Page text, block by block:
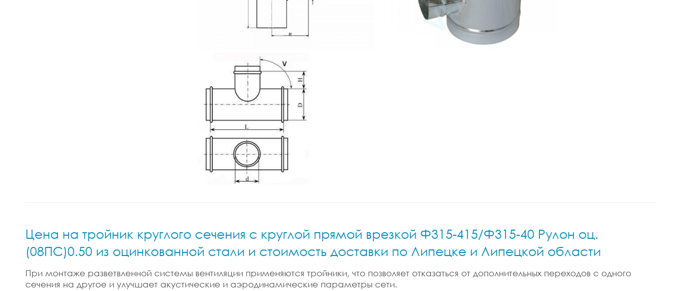
Цена на тройник круглого сечения с круглой прямой врезкой Ф315-415/Ф315-40 Рулон оц.
(08ПС)0.50 из оцинкованной стали и стоимость доставки по Липецке и Липецкой области
При монтаже разветвленной системы вентиляции применяются тройники, что позволяет отказаться от дополнительных переходов с одного
сечения на другое и улучшает акустические и аэродинамические параметры сети.